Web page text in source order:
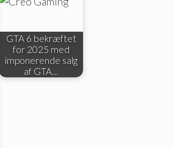
GTA 6 bekræftet
for 2025 med
imponerende salg
af GTA…